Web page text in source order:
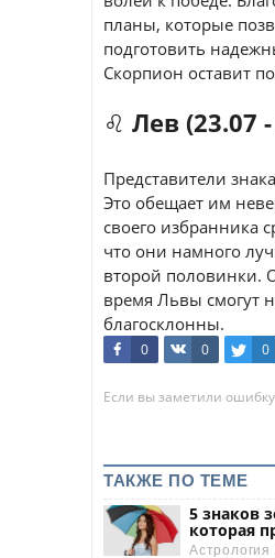
планы, которые
подготовить
Скорпион оставит
♌ Лев (23.07
Представители
Это обещает им
своего избранника
что они намного
второй половинки.
время Львы смогут
благосклонны.
0 0 0
Если вы заметили
ТАКЖЕ ПО ТЕМЕ
5 знаков
которая